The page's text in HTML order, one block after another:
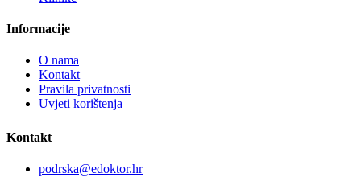
Informacije
O nama
Kontakt
Pravila privatnosti
Uvjeti korištenja
Kontakt
podrska@edoktor.hr